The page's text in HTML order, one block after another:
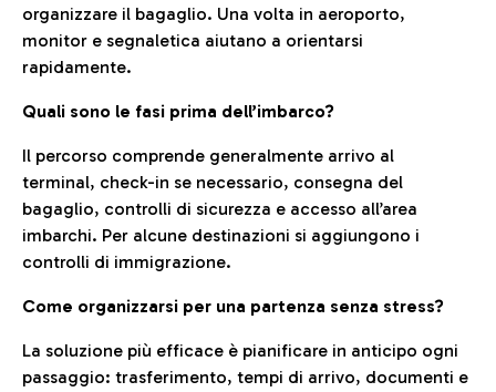
organizzare il bagaglio. Una volta in aeroporto,
monitor e segnaletica aiutano a orientarsi
rapidamente.
Quali sono le fasi prima dell’imbarco?
Il percorso comprende generalmente arrivo al
terminal, check-in se necessario, consegna del
bagaglio, controlli di sicurezza e accesso all’area
imbarchi. Per alcune destinazioni si aggiungono i
controlli di immigrazione.
Come organizzarsi per una partenza senza stress?
La soluzione più efficace è pianificare in anticipo ogni
passaggio: trasferimento, tempi di arrivo, documenti e